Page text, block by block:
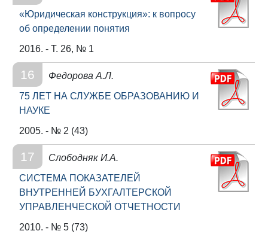
«Юридическая конструкция»: к вопросу
об определении понятия
2016. - Т. 26, № 1
16
Федорова А.Л.
75 ЛЕТ НА СЛУЖБЕ ОБРАЗОВАНИЮ И
НАУКЕ
2005. - № 2 (43)
17
Слободняк И.А.
CИСТЕМА ПОКАЗАТЕЛЕЙ
ВНУТРЕННЕЙ БУХГАЛТЕРСКОЙ
УПРАВЛЕНЧЕСКОЙ ОТЧЕТНОСТИ
2010. - № 5 (73)